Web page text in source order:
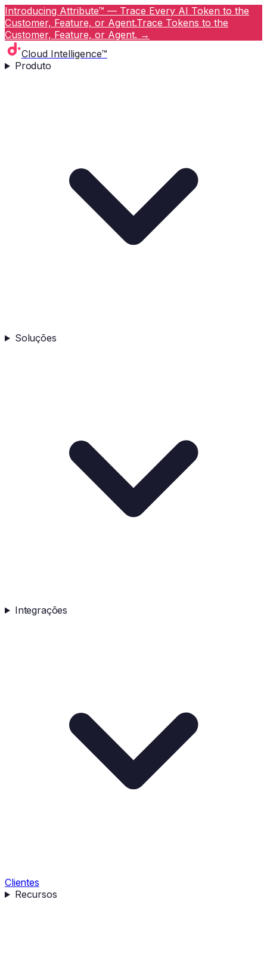
Introducing Attribute™ — Trace Every AI Token to the
Customer, Feature, or Agent.Trace Tokens to the
Customer, Feature, or Agent. →
Cloud Intelligence™
Produto
Soluções
Integrações
Clientes
Recursos